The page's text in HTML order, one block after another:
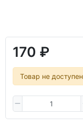
170 ₽
Товар не доступен